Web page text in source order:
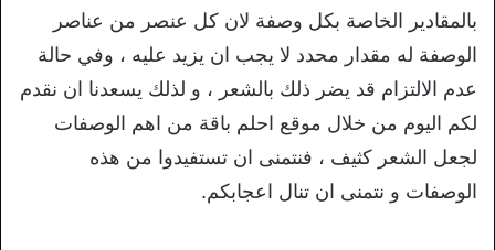
بالمقادير الخاصة بكل وصفة لان كل عنصر من عناصر
الوصفة له مقدار محدد لا يجب ان يزيد عليه ، وفي حالة
عدم الالتزام قد يضر ذلك بالشعر ، و لذلك يسعدنا ان نقدم
لكم اليوم من خلال موقع احلم باقة من اهم الوصفات
لجعل الشعر كثيف ، فنتمنى ان تستفيدوا من هذه
الوصفات و نتمنى ان تنال اعجابكم.